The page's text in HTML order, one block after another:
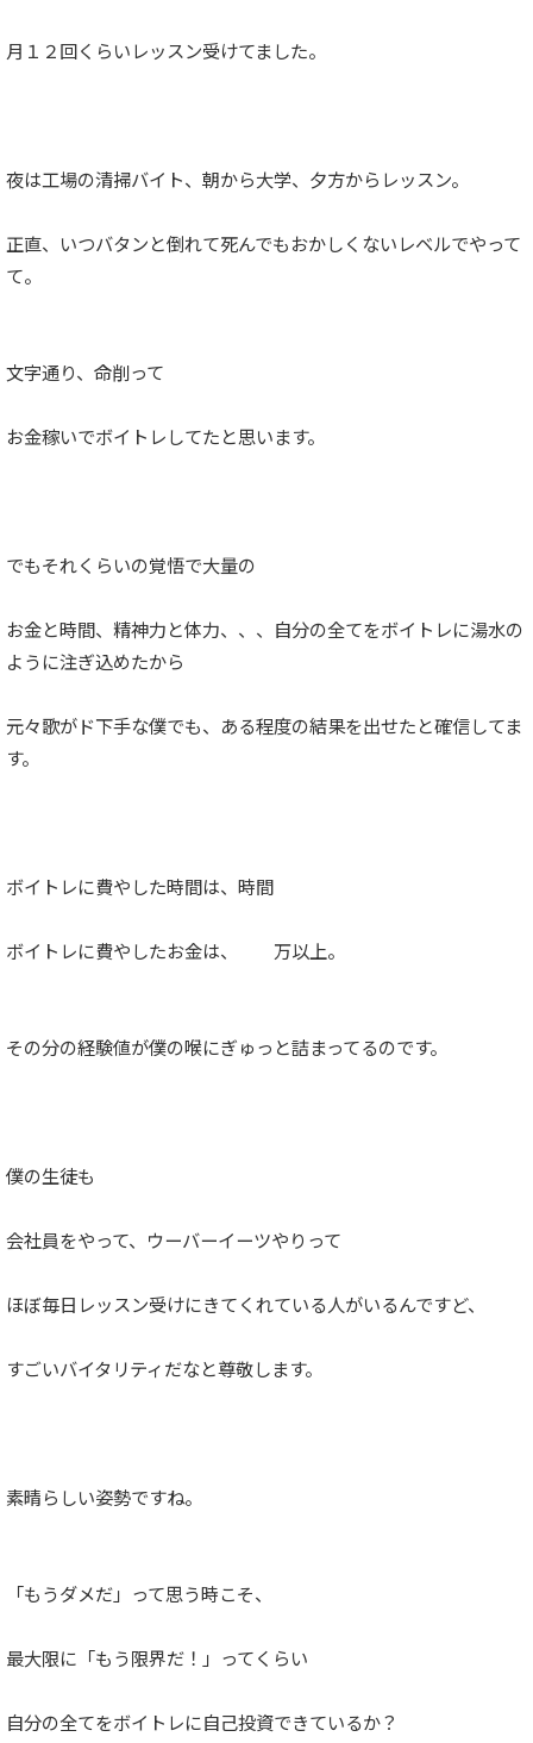
月１２回くらいレッスン受けてました。
夜は工場の清掃バイト、朝から大学、夕方からレッスン。
正直、いつバタンと倒れて死んでもおかしくないレベルでやって
て。
文字通り、命削って
お金稼いでボイトレしてたと思います。
でもそれくらいの覚悟で大量の
お金と時間、精神力と体力、、、自分の全てをボイトレに湯水の
ように注ぎ込めたから
元々歌がド下手な僕でも、ある程度の結果を出せたと確信してま
す。
ボイトレに費やした時間は、時間
ボイトレに費やしたお金は、 万以上。
その分の経験値が僕の喉にぎゅっと詰まってるのです。
僕の生徒も
会社員をやって、ウーバーイーツやりって
ほぼ毎日レッスン受けにきてくれている人がいるんですど、
すごいバイタリティだなと尊敬します。
素晴らしい姿勢ですね。
「もうダメだ」って思う時こそ、
最大限に「もう限界だ！」ってくらい
自分の全てをボイトレに自己投資できているか？